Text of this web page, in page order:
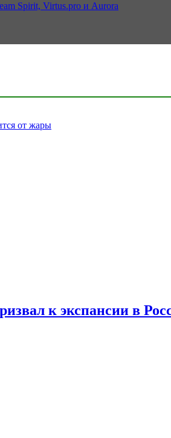
Spirit, Virtus.pro и Aurora
от жары
к экспансии в